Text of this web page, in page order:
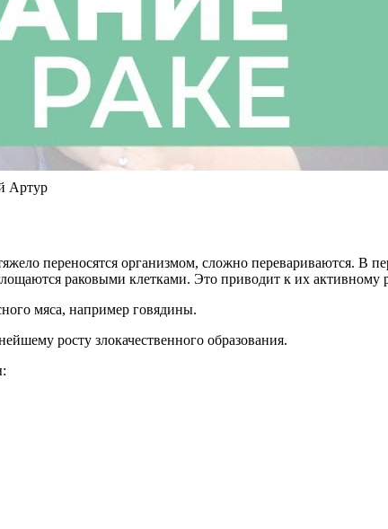
Артур
переносятся организмом, сложно перевариваются. В
раковыми клетками. Это приводит к их активному
мяса, например говядины.
росту злокачественного образования.